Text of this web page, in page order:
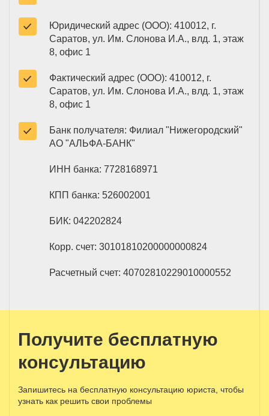
Юридический адрес (ООО): 410012, г.
Саратов, ул. Им. Слонова И.А., влд. 1, этаж
8, офис 1
Фактический адрес (ООО): 410012, г.
Саратов, ул. Им. Слонова И.А., влд. 1, этаж
8, офис 1
Банк получателя: Филиал "Нижегородский"
АО "АЛЬФА-БАНК"
ИНН банка: 7728168971
КПП банка: 526002001
БИК: 042202824
Корр. счет: 30101810200000000824
Расчетный счет: 40702810229010000552
Получите бесплатную
консультацию
Запишитесь на бесплатную консультацию юриста, чтобы
узнать как решить свои проблемы